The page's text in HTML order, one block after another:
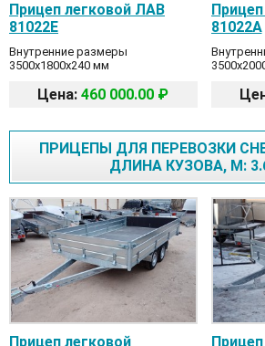
Прицеп легковой ЛАВ
81022E
Внутренние размеры
3500x1800x240 мм
Цена:460 000.00 ₽
81022А
ПРИЦЕПЫ ДЛЯ ПЕРЕВОЗКИ
ДЛИНА КУЗОВА, М:
Прицеп легковой